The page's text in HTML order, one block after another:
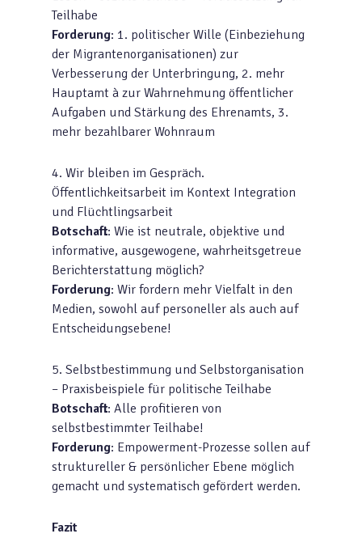
Teilhabe
Forderung: 1. politischer Wille (Einbeziehung
der Migrantenorganisationen) zur
Verbesserung der Unterbringung, 2. mehr
Hauptamt à zur Wahrnehmung öffentlicher
Aufgaben und Stärkung des Ehrenamts, 3.
mehr bezahlbarer Wohnraum
4. Wir bleiben im Gespräch.
Öffentlichkeitsarbeit im Kontext Integration
und Flüchtlingsarbeit
Botschaft: Wie ist neutrale, objektive und
informative, ausgewogene, wahrheitsgetreue
Berichterstattung möglich?
Forderung: Wir fordern mehr Vielfalt in den
Medien, sowohl auf personeller als auch auf
Entscheidungsebene!
5. Selbstbestimmung und Selbstorganisation
– Praxisbeispiele für politische Teilhabe
Botschaft: Alle profitieren von
selbstbestimmter Teilhabe!
Forderung: Empowerment-Prozesse sollen auf
struktureller & persönlicher Ebene möglich
gemacht und systematisch gefördert werden.
Fazit